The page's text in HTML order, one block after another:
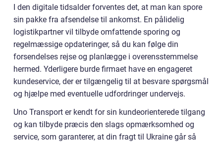
I den digitale tidsalder forventes det, at man kan spore
sin pakke fra afsendelse til ankomst. En pålidelig
logistikpartner vil tilbyde omfattende sporing og
regelmæssige opdateringer, så du kan følge din
forsendelses rejse og planlægge i overensstemmelse
hermed. Yderligere burde firmaet have en engageret
kundeservice, der er tilgængelig til at besvare spørgsmål
og hjælpe med eventuelle udfordringer undervejs.
Uno Transport er kendt for sin kundeorienterede tilgang
og kan tilbyde præcis den slags opmærksomhed og
service, som garanterer, at din fragt til Ukraine går så